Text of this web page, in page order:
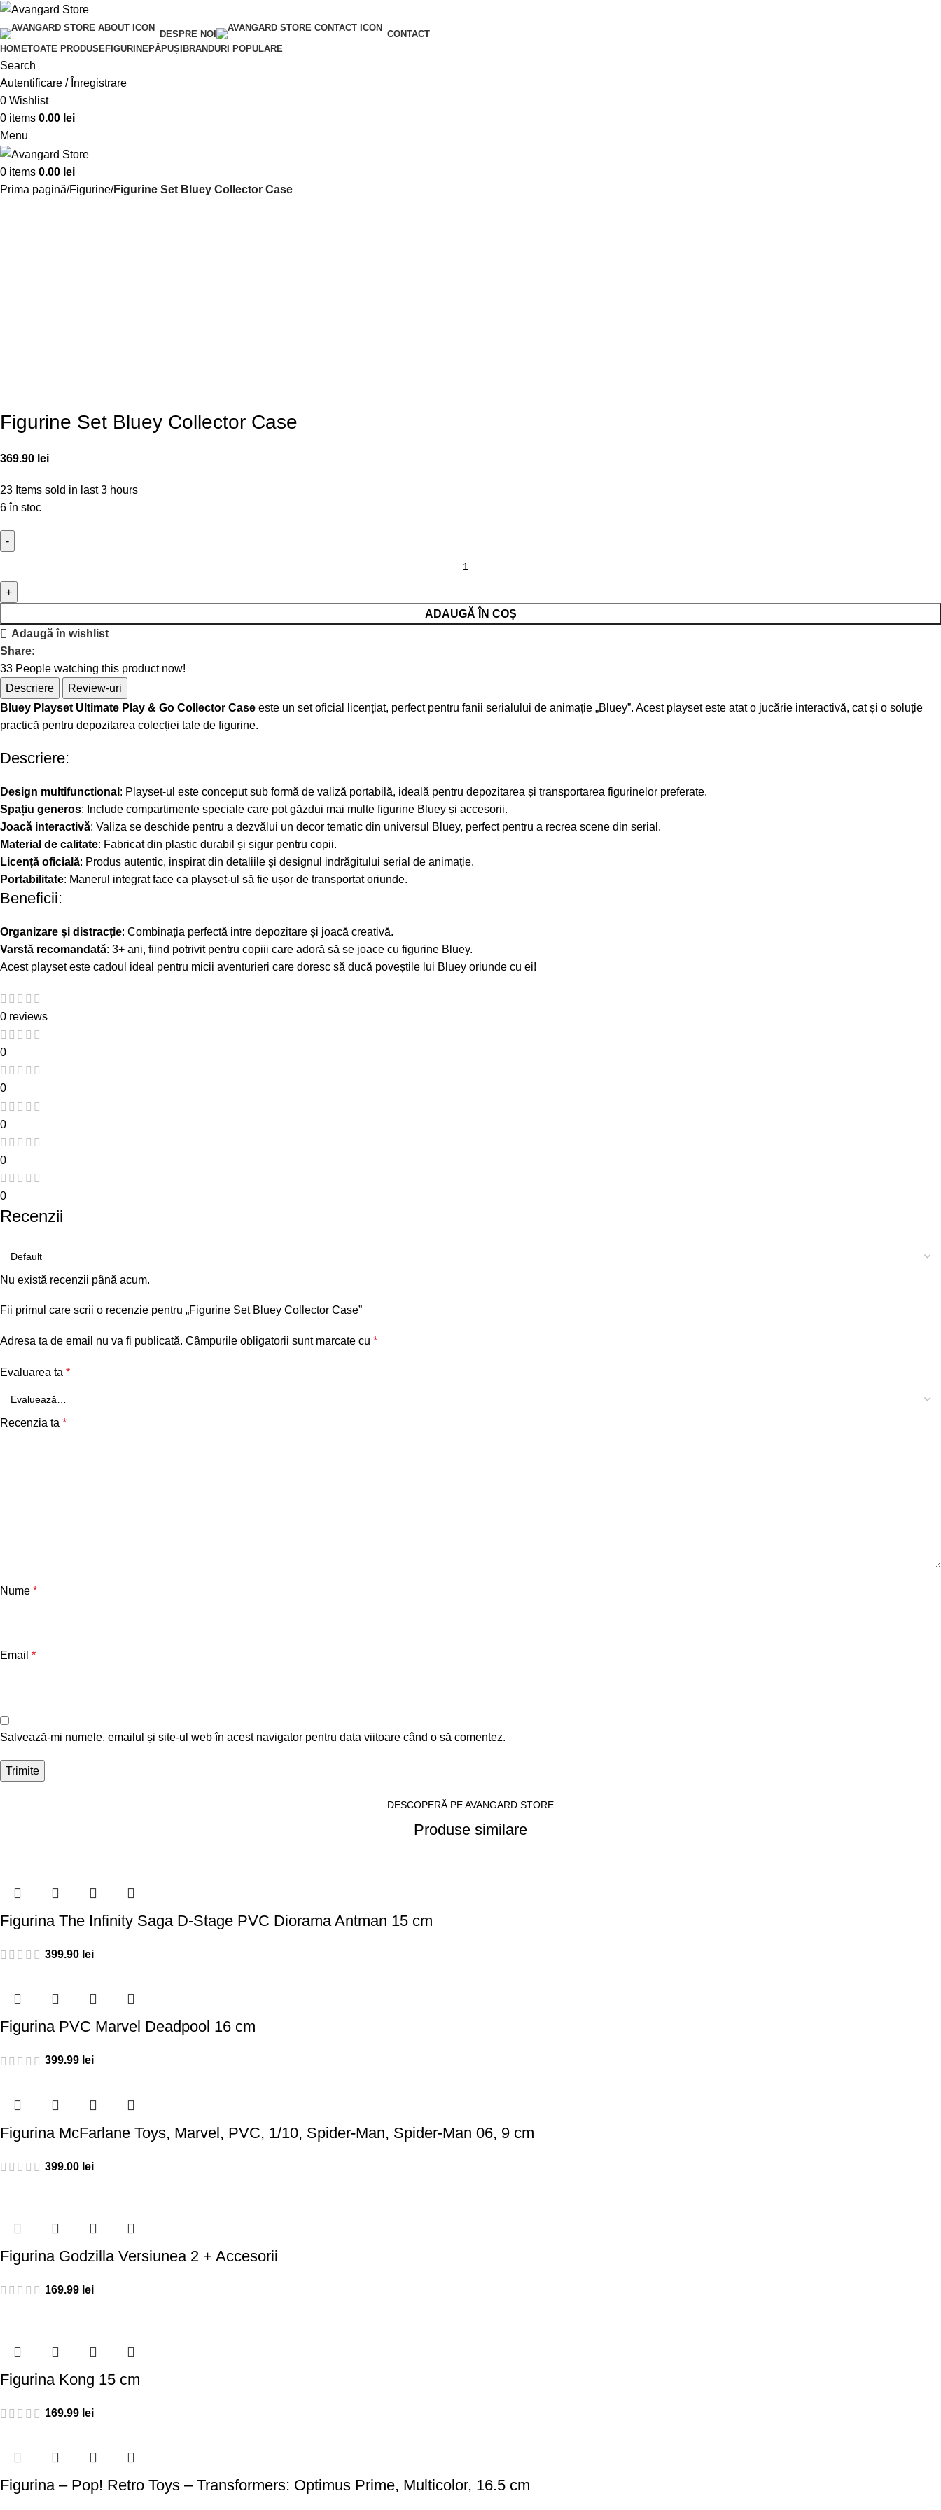
DESPRE NOI
CONTACT
HOMETOATE PRODUSEFIGURINEPĂPUȘI BRANDURI POPULARE
Search
Autentificare / Înregistrare
0 Wishlist
0 items 0.00 lei
Menu
0 items 0.00 lei
Prima pagină Figurine Figurine Set Bluey Collector Case
Figurine Set Bluey Collector Case
369.90 lei
23 Items sold in last 3 hours
6 în stoc
ADAUGĂ ÎN COȘ
Adaugă în wishlist
Share:
33 People watching this product now!
Descriere
Review-uri
Bluey Playset Ultimate Play & Go Collector Case este un set oficial licențiat, perfect pentru fanii serialului de animație „Bluey”. Acest playset este atat o jucărie interactivă, cat și o soluție
practică pentru depozitarea colecției tale de figurine.
Descriere:
Design multifunctional : Playset-ul este conceput sub formă de valiză portabilă, ideală pentru depozitarea și transportarea figurinelor preferate.
Spațiu generos: Include compartimente speciale care pot găzdui mai multe figurine Bluey și accesorii.
Joacă interactivă: Valiza se deschide pentru a dezvălui un decor tematic din universul Bluey, perfect pentru a recrea scene din serial.
Material de calitate: Fabricat din plastic durabil și sigur pentru copii.
Licență oficială: Produs autentic, inspirat din detaliile și designul indrăgitului serial de animație.
Portabilitate: Manerul integrat face ca playset-ul să fie ușor de transportat oriunde.
Beneficii:
Organizare și distracție: Combinația perfectă intre depozitare și joacă creativă.
Varstă recomandată: 3+ ani, fiind potrivit pentru copiii care adoră să se joace cu figurine Bluey.
Acest playset este cadoul ideal pentru micii aventurieri care doresc să ducă poveștile lui Bluey oriunde cu ei!
0 reviews
0
0
0
0
0
Recenzii
Nu există recenzii până acum.
Fii primul care scrii o recenzie pentru „Figurine Set Bluey Collector Case”
Adresa ta de email nu va fi publicată. Câmpurile obligatorii sunt marcate cu *
Evaluarea ta *
Recenzia ta *
Nume *
Email *
Salvează-mi numele, emailul și site-ul web în acest navigator pentru data viitoare când o să comentez.
DESCOPERĂ PE AVANGARD STORE
Produse similare
Figurina The Infinity Saga D-Stage PVC Diorama Antman 15 cm
399.90 lei
Figurina PVC Marvel Deadpool 16 cm
399.99 lei
Figurina McFarlane Toys, Marvel, PVC, 1/10, Spider-Man, Spider-Man 06, 9 cm
399.00 lei
Figurina Godzilla Versiunea 2 + Accesorii
169.99 lei
Figurina Kong 15 cm
169.99 lei
Figurina – Pop! Retro Toys – Transformers: Optimus Prime, Multicolor, 16.5 cm